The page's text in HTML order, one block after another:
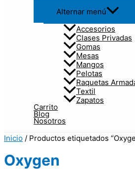
Alternar menú
Accesorios
Clases Privadas
Gomas
Mesas
Mangos
Pelotas
Raquetas
Textil
Zapatos
Carrito
Blog
Nosotros
Inicio / Productos etiquetados
Oxygen